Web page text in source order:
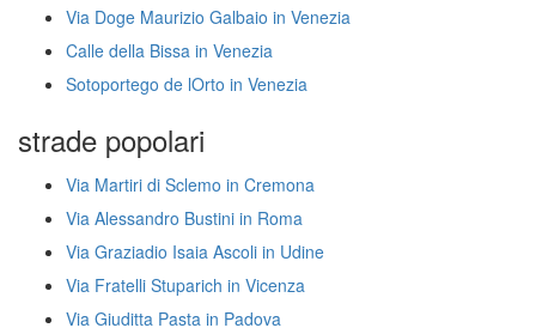
Via Doge Maurizio Galbaio in Venezia
Calle della Bissa in Venezia
Sotoportego de lOrto in Venezia
strade popolari
Via Martiri di Sclemo in Cremona
Via Alessandro Bustini in Roma
Via Graziadio Isaia Ascoli in Udine
Via Fratelli Stuparich in Vicenza
Via Giuditta Pasta in Padova